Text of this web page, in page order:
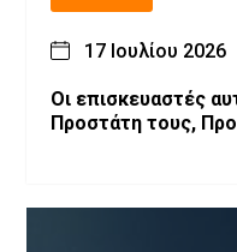
17 Ιουλίου 2026
Οι επισκευαστές
Προστάτη τους,